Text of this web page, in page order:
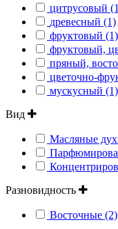
цитрусовый
древесный (1)
фруктовый (1)
фруктовый,
пряный,
цветочно-
мускусный (1)
Вид
Масляные
Разновидность
Восточные (2)